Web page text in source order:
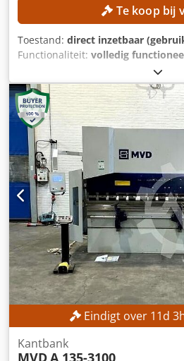
Te koop bij
Toestand: direct inzetbaar
Functionaliteit: volledig
80
totaalgewicht:2.500 kg, totale
lengte:1.500 mm, vermogen:5
GEGEVENS Vermogen: 5 kW
Conventioneel Dcodpfx
gewicht Afmetingen (l x b x h):
Leeggewicht: 2.500 kg Aantal
UITRUSTING Documentatie
Gereedschap Meetaccessoires
Eindigt over 11d 3
Kantbank
MVDA 135-3100